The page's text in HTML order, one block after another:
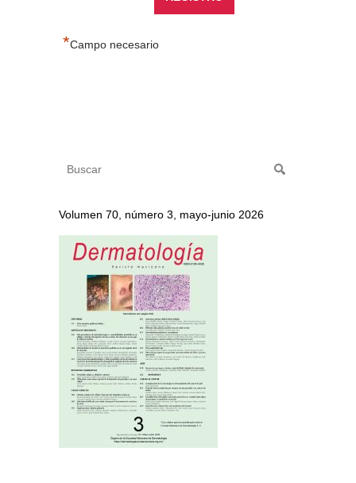
*Campo necesario
Volumen 70, número 3, mayo-junio 2026